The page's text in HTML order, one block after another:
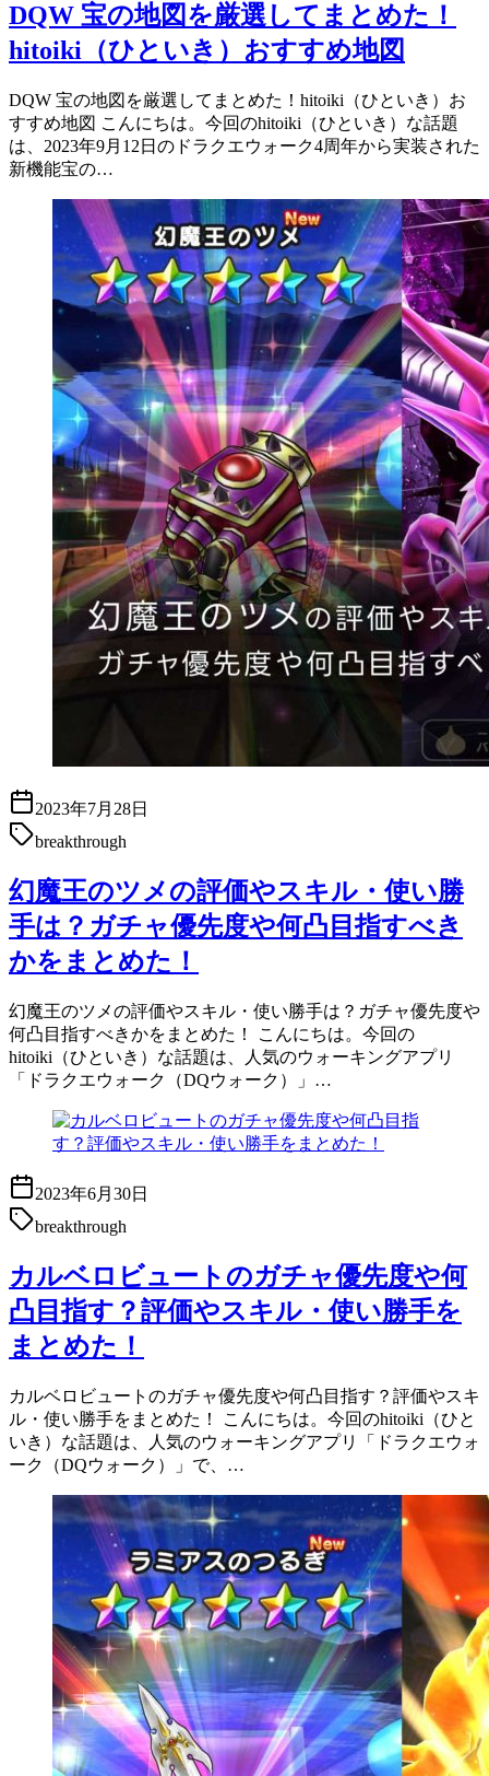
DQW 宝の地図を厳選してまとめた！
hitoiki（ひといき）おすすめ地図
DQW 宝の地図を厳選してまとめた！hitoiki（ひといき）お
すすめ地図 こんにちは。今回のhitoiki（ひといき）な話題
は、2023年9月12日のドラクエウォーク4周年から実装された
新機能宝の…
2023年7月28日
breakthrough
幻魔王のツメの評価やスキル・使い勝
手は？ガチャ優先度や何凸目指すべき
かをまとめた！
幻魔王のツメの評価やスキル・使い勝手は？ガチャ優先度や
何凸目指すべきかをまとめた！ こんにちは。今回の
hitoiki（ひといき）な話題は、人気のウォーキングアプリ
「ドラクエウォーク（DQウォーク）」…
2023年6月30日
breakthrough
カルベロビュートのガチャ優先度や何
凸目指す？評価やスキル・使い勝手を
まとめた！
カルベロビュートのガチャ優先度や何凸目指す？評価やスキ
ル・使い勝手をまとめた！ こんにちは。今回のhitoiki（ひと
いき）な話題は、人気のウォーキングアプリ「ドラクエウォ
ーク（DQウォーク）」で、…